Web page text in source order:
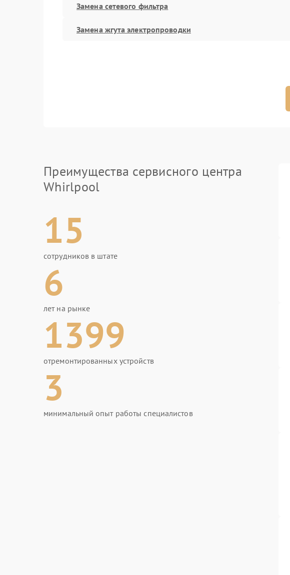
Замена сетевого фильтра
Замена жгута электропроводки
Преимущества сервисного центра
Whirlpool
15
сотрудников в штате
6
лет на рынке
1399
отремонтированных устройств
3
минимальный опыт работы специалистов